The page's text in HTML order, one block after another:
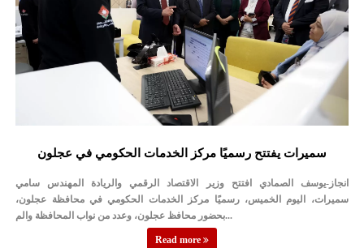
سميرات يفتتح رسميًا مركز الخدمات الحكومي في عجلون
انجاز-يوسف الصمادي افتتح وزير الاقتصاد الرقمي والريادة المهندس سامي
سميرات، اليوم الخميس، رسميًا مركز الخدمات الحكومي في محافظة عجلون،
بحضور محافظ عجلون، وعدد من نواب المحافظة والم...
Read more